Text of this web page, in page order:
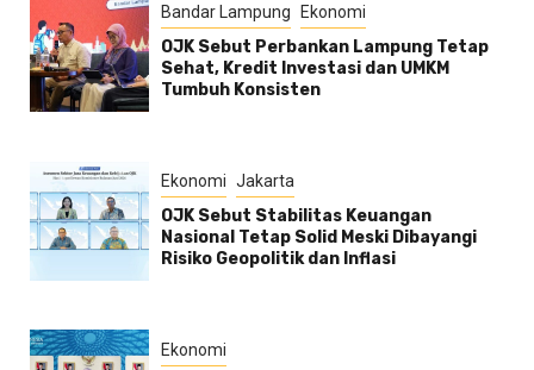
Bandar Lampung Ekonomi
OJK Sebut Perbankan Lampung Tetap
Sehat, Kredit Investasi dan UMKM
Tumbuh Konsisten
Ekonomi Jakarta
OJK Sebut Stabilitas Keuangan
Nasional Tetap Solid Meski Dibayangi
Risiko Geopolitik dan Inflasi
Ekonomi